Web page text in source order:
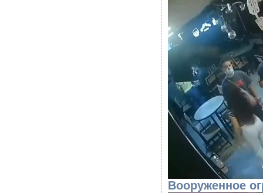
Вооруженное